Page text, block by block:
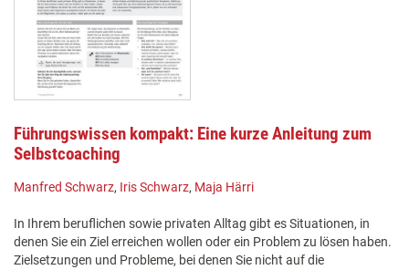
Führungswissen kompakt: Eine kurze Anleitung zum
Selbstcoaching
Manfred Schwarz, Iris Schwarz, Maja Härri
In Ihrem beruflichen sowie privaten Alltag gibt es Situationen, in
denen Sie ein Ziel erreichen wollen oder ein Problem zu lösen haben.
Zielsetzungen und Probleme, bei denen Sie nicht auf die